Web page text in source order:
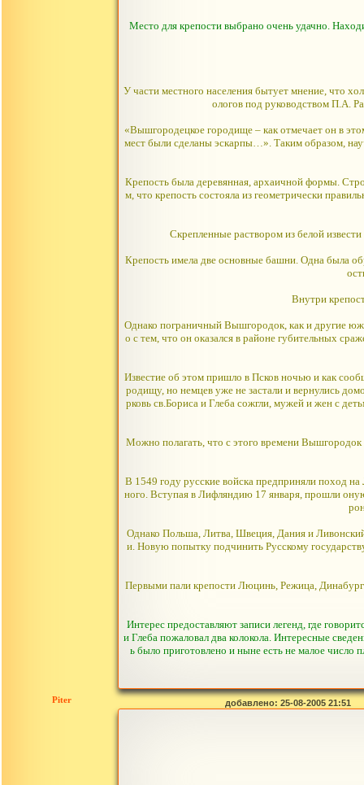
Место для крепости выбрано очень удачно.
У части местного населения бытует мнение, что
ологов под руководством П.А.
«Вышгородецкое городище – как отмечает он в
мест были сделаны эскарпы…». Таким образом,
Крепость была деревянная, архаичной формы.
м, что крепость состояла из геометрически
Скрепленные раствором из белой
Крепость имела две основные башни. Одна была
Внутри
Однако пограничный Вышгородок, как и другие
о с тем, что он оказался в районе губительных
Известие об этом пришло в Псков ночью и как
родищу, но немцев уже не застали и вернулись
рковь св.Бориса и Глеба сожгли, мужей и жен с
Можно полагать, что с этого времени Вышгородок
В 1549 году русские войска предприняли поход
ного. Вступая в Лифляндию 17 января, прошли
Однако Польша, Литва, Швеция, Дания и
и. Новую попытку подчинить Русскому
Первыми пали крепости Люцинь, Режица,
Интерес предоставляют записи легенд, где
и Глеба пожаловал два колокола. Интересные
ь было приготовлено и ныне есть не малое число
Piter добавлено: 25-08-2005 21:51